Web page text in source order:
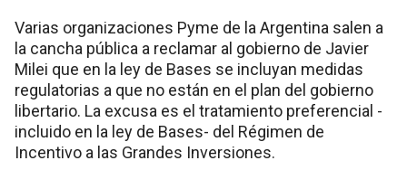
Varias organizaciones Pyme de la Argentina salen a
la cancha pública a reclamar al gobierno de Javier
Milei que en la ley de Bases se incluyan medidas
regulatorias a que no están en el plan del gobierno
libertario. La excusa es el tratamiento preferencial -
incluido en la ley de Bases- del Régimen de
Incentivo a las Grandes Inversiones.